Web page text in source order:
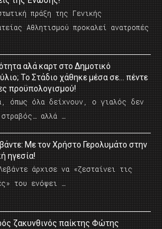
πράξη της Γενικής
Αθλητισμού προκαλεί ανατροπές
αλά καρτ στο Δημοτικό
Το Στάδιο χάθηκε μέσα σε… πέντε
προϋπολογισμού!
όπως όλα δείχνουν, ο γιαλός δεν
αλλά …
Με τον Χρήστο Γερολυμάτο στην
ηγεσία!
άρχισε να «ζεσταίνει τις
του ενόψει …
ζακυνθινός παίκτης Φώτης